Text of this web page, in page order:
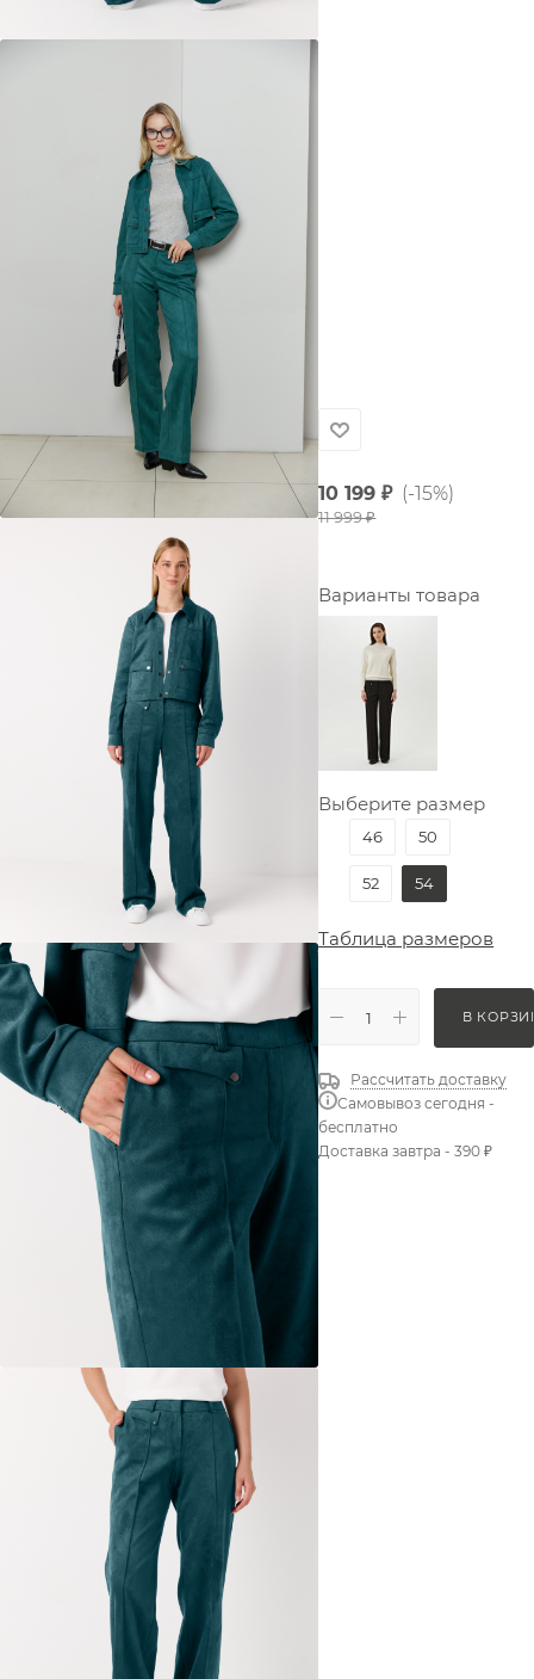
10 199 ₽ (-15%)
11 999₽
Варианты товара
Выберите размер
46 50
52 54
Таблица размеров
В
Рассчитать доставку
Самовывоз сегодня -
бесплатно
Доставка завтра - 390 ₽